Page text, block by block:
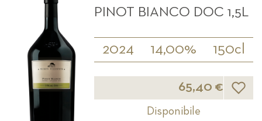
PINOT BIANCO DOC 1,5L
2024 14,00% 150cl
65,40 € Lista
Disponibile